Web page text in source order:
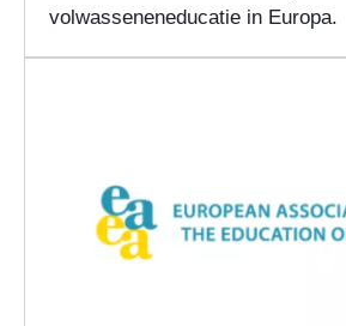
volwasseneneducatie in Europa.